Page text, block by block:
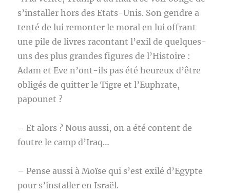
s’installer hors des Etats-Unis. Son gendre a
tenté de lui remonter le moral en lui offrant
une pile de livres racontant l’exil de quelques-
uns des plus grandes figures de l’Histoire :
Adam et Eve n’ont-ils pas été heureux d’être
obligés de quitter le Tigre et l’Euphrate,
papounet ?
– Et alors ? Nous aussi, on a été content de
foutre le camp d’Iraq…
– Pense aussi à Moïse qui s’est exilé d’Egypte
pour s’installer en Israël.